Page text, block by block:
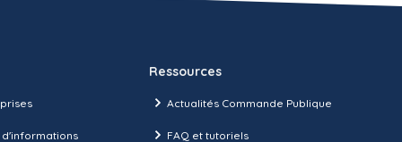
d'informations
Ressources
Actualités Commande Publique
FAQ et tutoriels